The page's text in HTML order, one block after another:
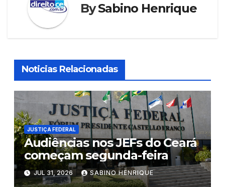
BySabino Henrique
Noticias Relacionadas
JUSTIÇA FEDERAL
Audiências nos JEFs do Ceará
começam segunda-feira
JUL 31, 2026 SABINO HENRIQUE